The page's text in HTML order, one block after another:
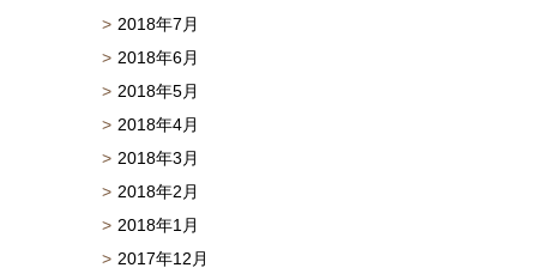
2018年7月
2018年6月
2018年5月
2018年4月
2018年3月
2018年2月
2018年1月
2017年12月